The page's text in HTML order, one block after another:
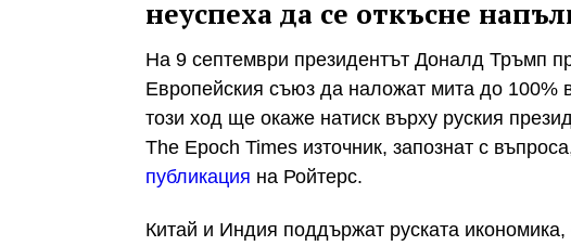
неуспеха да се откъсне
На 9 септември президентът Доналд Тръмп
Европейския съюз да наложат мита до 100%
този ход ще окаже натиск върху руския
The Epoch Times източник, запознат с
публикация на Ройтерс.
Китай и Индия поддържат руската икономика,